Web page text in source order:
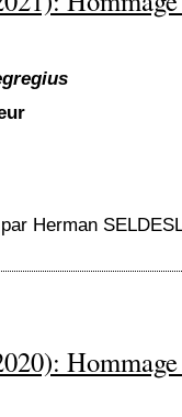
Herman